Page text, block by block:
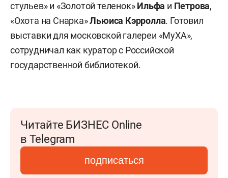
стульев» и «Золотой теленок»Ильфа и Петрова,
«Охота на Снарка»Льюиса Кэрролла. Готовил
выставки для московской галереи «МуХА»,
сотрудничал как куратор с Российской
государственной библиотекой.
Читайте БИЗНЕС Online
в Telegram
подписаться